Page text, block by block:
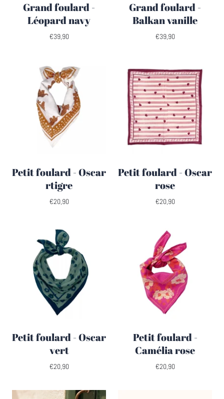
Grand foulard -
Léopard navy
€39,90
Grand foulard -
Balkan vanille
€39,90
Petit foulard - Oscar
rtigre
€20,90
Petit foulard - Oscar
rose
€20,90
Petit foulard - Oscar
vert
€20,90
Petit foulard -
Camélia rose
€20,90